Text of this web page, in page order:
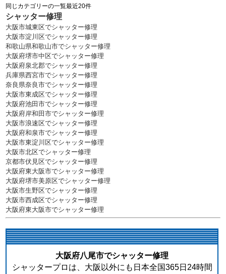
同じカテゴリーの一覧最近20件
シャッター修理
大阪市城東区でシャッター修理
大阪市淀川区でシャッター修理
和歌山県和歌山市でシャッター修理
大阪府堺市中区でシャッター修理
大阪府泉北郡でシャッター修理
兵庫県西宮市でシャッター修理
奈良県奈良市でシャッター修理
大阪市東成区でシャッター修理
大阪府池田市でシャッター修理
大阪府岸和田市でシャッター修理
大阪市浪速区でシャッター修理
大阪府和泉市でシャッター修理
大阪市東淀川区でシャッター修理
大阪市北区でシャッター修理
京都市伏見区でシャッター修理
大阪府東大阪市でシャッター修理
大阪府堺市美原区でシャッター修理
大阪市生野区でシャッター修理
大阪市西成区でシャッター修理
大阪府東大阪市でシャッター修理
大阪府八尾市でシャッター修理
シャッタープロは、大阪以外にも日本全国365日24時間